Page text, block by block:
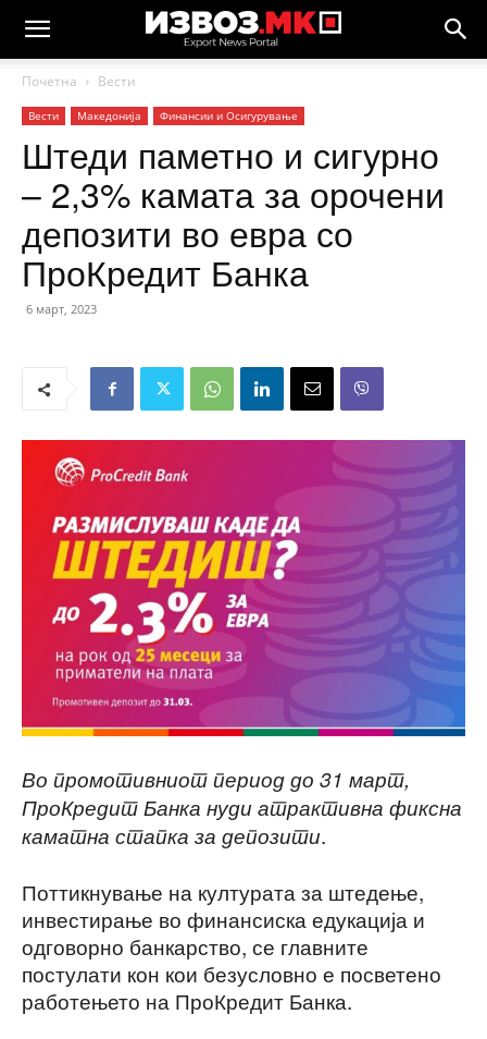
Почетна Вести
Вести Македонија Финансии и Осигурување
Штеди паметно и сигурно
– 2,3% камата за орочени
депозити во евра со
ПроКредит Банка
6 март, 2023
Во промотивниот период до 31 март,
ПроКредит Банка нуди атрактивна фиксна
каматна стапка за депозити.
Поттикнување на културата за штедење,
инвестирање во финансиска едукација и
одговорно банкарство, се главните
постулати кон кои безусловно е посветено
работењето на ПроКредит Банка.